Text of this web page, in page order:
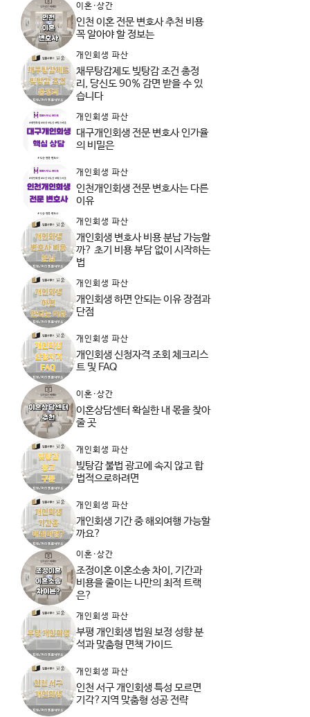
이혼·상간
인천 이혼 전문 변호사 추천 비용
꼭 알아야 할 정보는
개인회생 파산
채무탕감제도 빚탕감 조건 총정
리, 당신도 90% 감면 받을 수 있
습니다
개인회생 파산
대구개인회생 전문 변호사 인가율
의 비밀은
개인회생 파산
인천개인회생 전문 변호사는 다른
이유
개인회생 파산
개인회생 변호사 비용 분납 가능할
까? 초기 비용 부담 없이 시작하는
법
개인회생 파산
개인회생 하면 안되는 이유 장점과
단점
개인회생 파산
개인회생 신청자격 조회 체크리스
트 및 FAQ
이혼·상간
이혼상담센터 확실한 내 몫을 찾아
줄 곳
개인회생 파산
빚탕감 불법 광고에 속지 않고 합
법적으로하려면
개인회생 파산
개인회생 기간 중 해외여행 가능할
까요?
이혼·상간
조정이혼 이혼소송 차이, 기간과
비용을 줄이는 나만의 최적 트랙
은?
개인회생 파산
부평 개인회생 법원 보정 성향 분
석과 맞춤형 면책 가이드
개인회생 파산
인천 서구 개인회생 특성 모르면
기각?지역 맞춤형 성공 전략